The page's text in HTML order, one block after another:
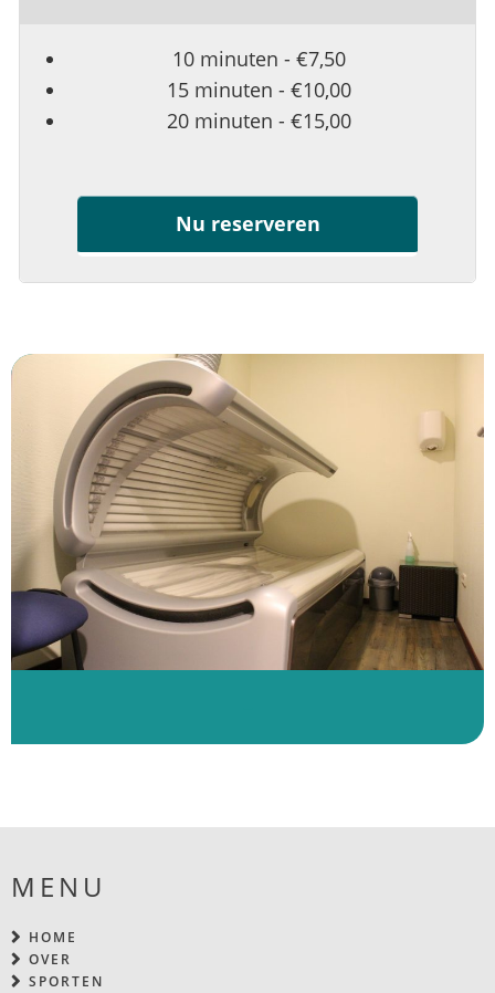
10 minuten - €7,50
15 minuten - €10,00
20 minuten - €15,00
Nu reserveren
MENU
HOME
OVER
SPORTEN